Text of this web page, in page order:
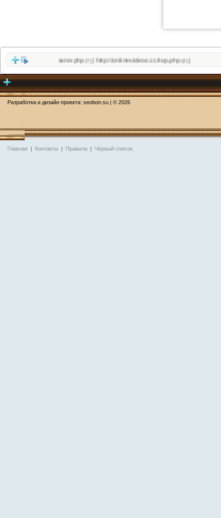
sloth_webmaster.php (7)|http://onlinevideos.cc/top.php(2)|
Разработка и дизайн проекта: seobon.su | © 2026
Главная | Контакты | Правила | Чёрный список